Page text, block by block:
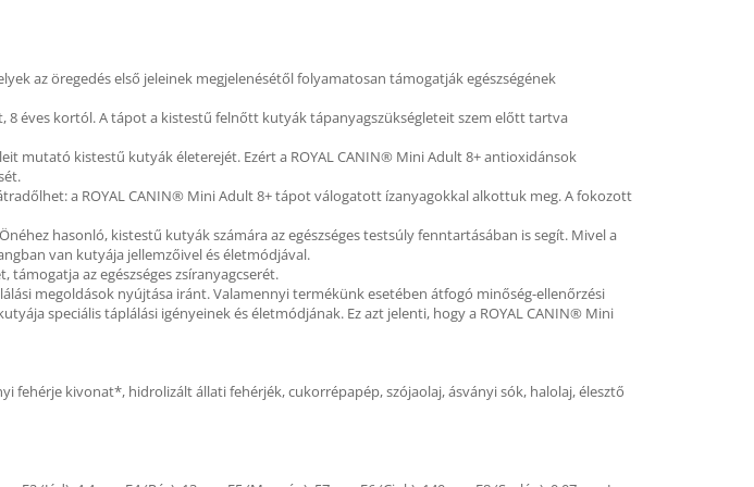
az öregedés első jeleinek megjelenésétől folyamatosan támogatják egészségének
8 éves kortól. A tápot a kistestű felnőtt kutyák tápanyagszükségleteit szem előtt tartva
mutató kistestű kutyák életerejét. Ezért a ROYAL CANIN® Mini Adult 8+ antioxidánsok
a ROYAL CANIN® Mini Adult 8+ tápot válogatott ízanyagokkal alkottuk meg. A fokozott
hasonló, kistestű kutyák számára az egészséges testsúly fenntartásában is segít. Mivel a
van kutyája jellemzőivel és életmódjával.
az egészséges zsíranyagcserét.
megoldások nyújtása iránt. Valamennyi termékünk esetében átfogó minőség-ellenőrzési
speciális táplálási igényeinek és életmódjának. Ez azt jelenti, hogy a ROYAL CANIN® Mini
kivonat*, hidrolizált állati fehérjék, cukorrépapép, szójaolaj, ásványi sók, halolaj, élesztő